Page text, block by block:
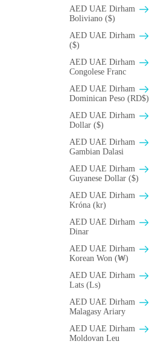
AED UAE Dirham
Boliviano ($)
AED UAE Dirham
($)
AED UAE Dirham
Congolese Franc
AED UAE Dirham
Dominican Peso (RD$)
AED UAE Dirham
Dollar ($)
AED UAE Dirham
Gambian Dalasi
AED UAE Dirham
Guyanese Dollar ($)
AED UAE Dirham
Króna (kr)
AED UAE Dirham
Dinar
AED UAE Dirham
Korean Won (₩)
AED UAE Dirham
Lats (Ls)
AED UAE Dirham
Malagasy Ariary
AED UAE Dirham
Moldovan Leu